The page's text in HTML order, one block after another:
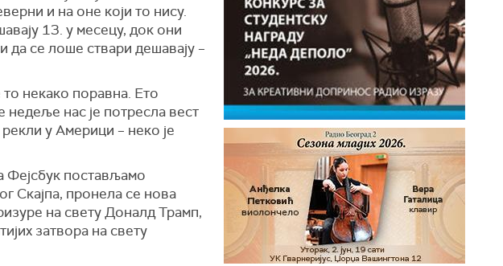
и на оне који то нису.
13. у месецу, док они
и да се лоше ствари дешавају –
некако поравна. Ето
недеље нас је потресла вест
у Америци – неко је
Фејсбук постављамо
Скајпа, пронела се нова
на свету Доналд Трамп,
затвора на свету